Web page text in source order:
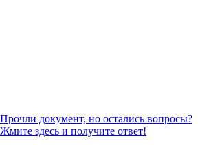
Прочли документ, но остались вопросы?
Жмите здесь и получите ответ!